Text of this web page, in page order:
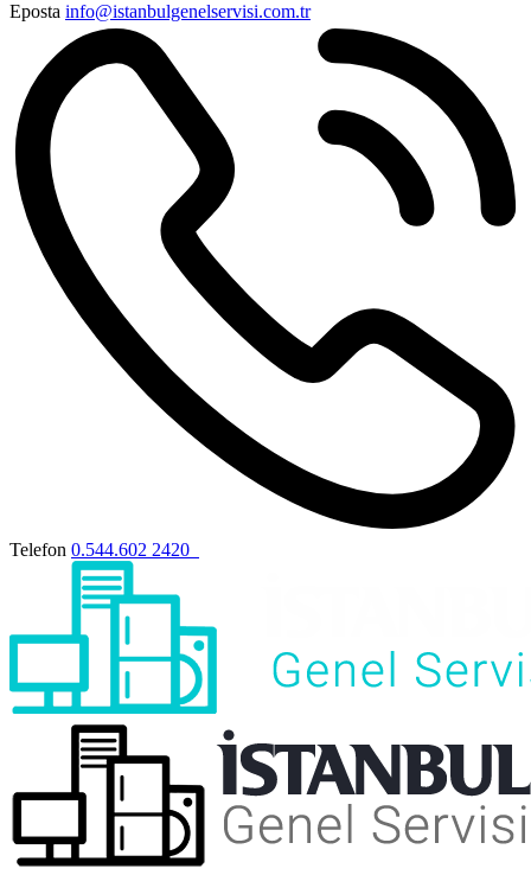
Eposta info@istanbulgenelservisi.com.tr
Telefon 0.544.602 2420